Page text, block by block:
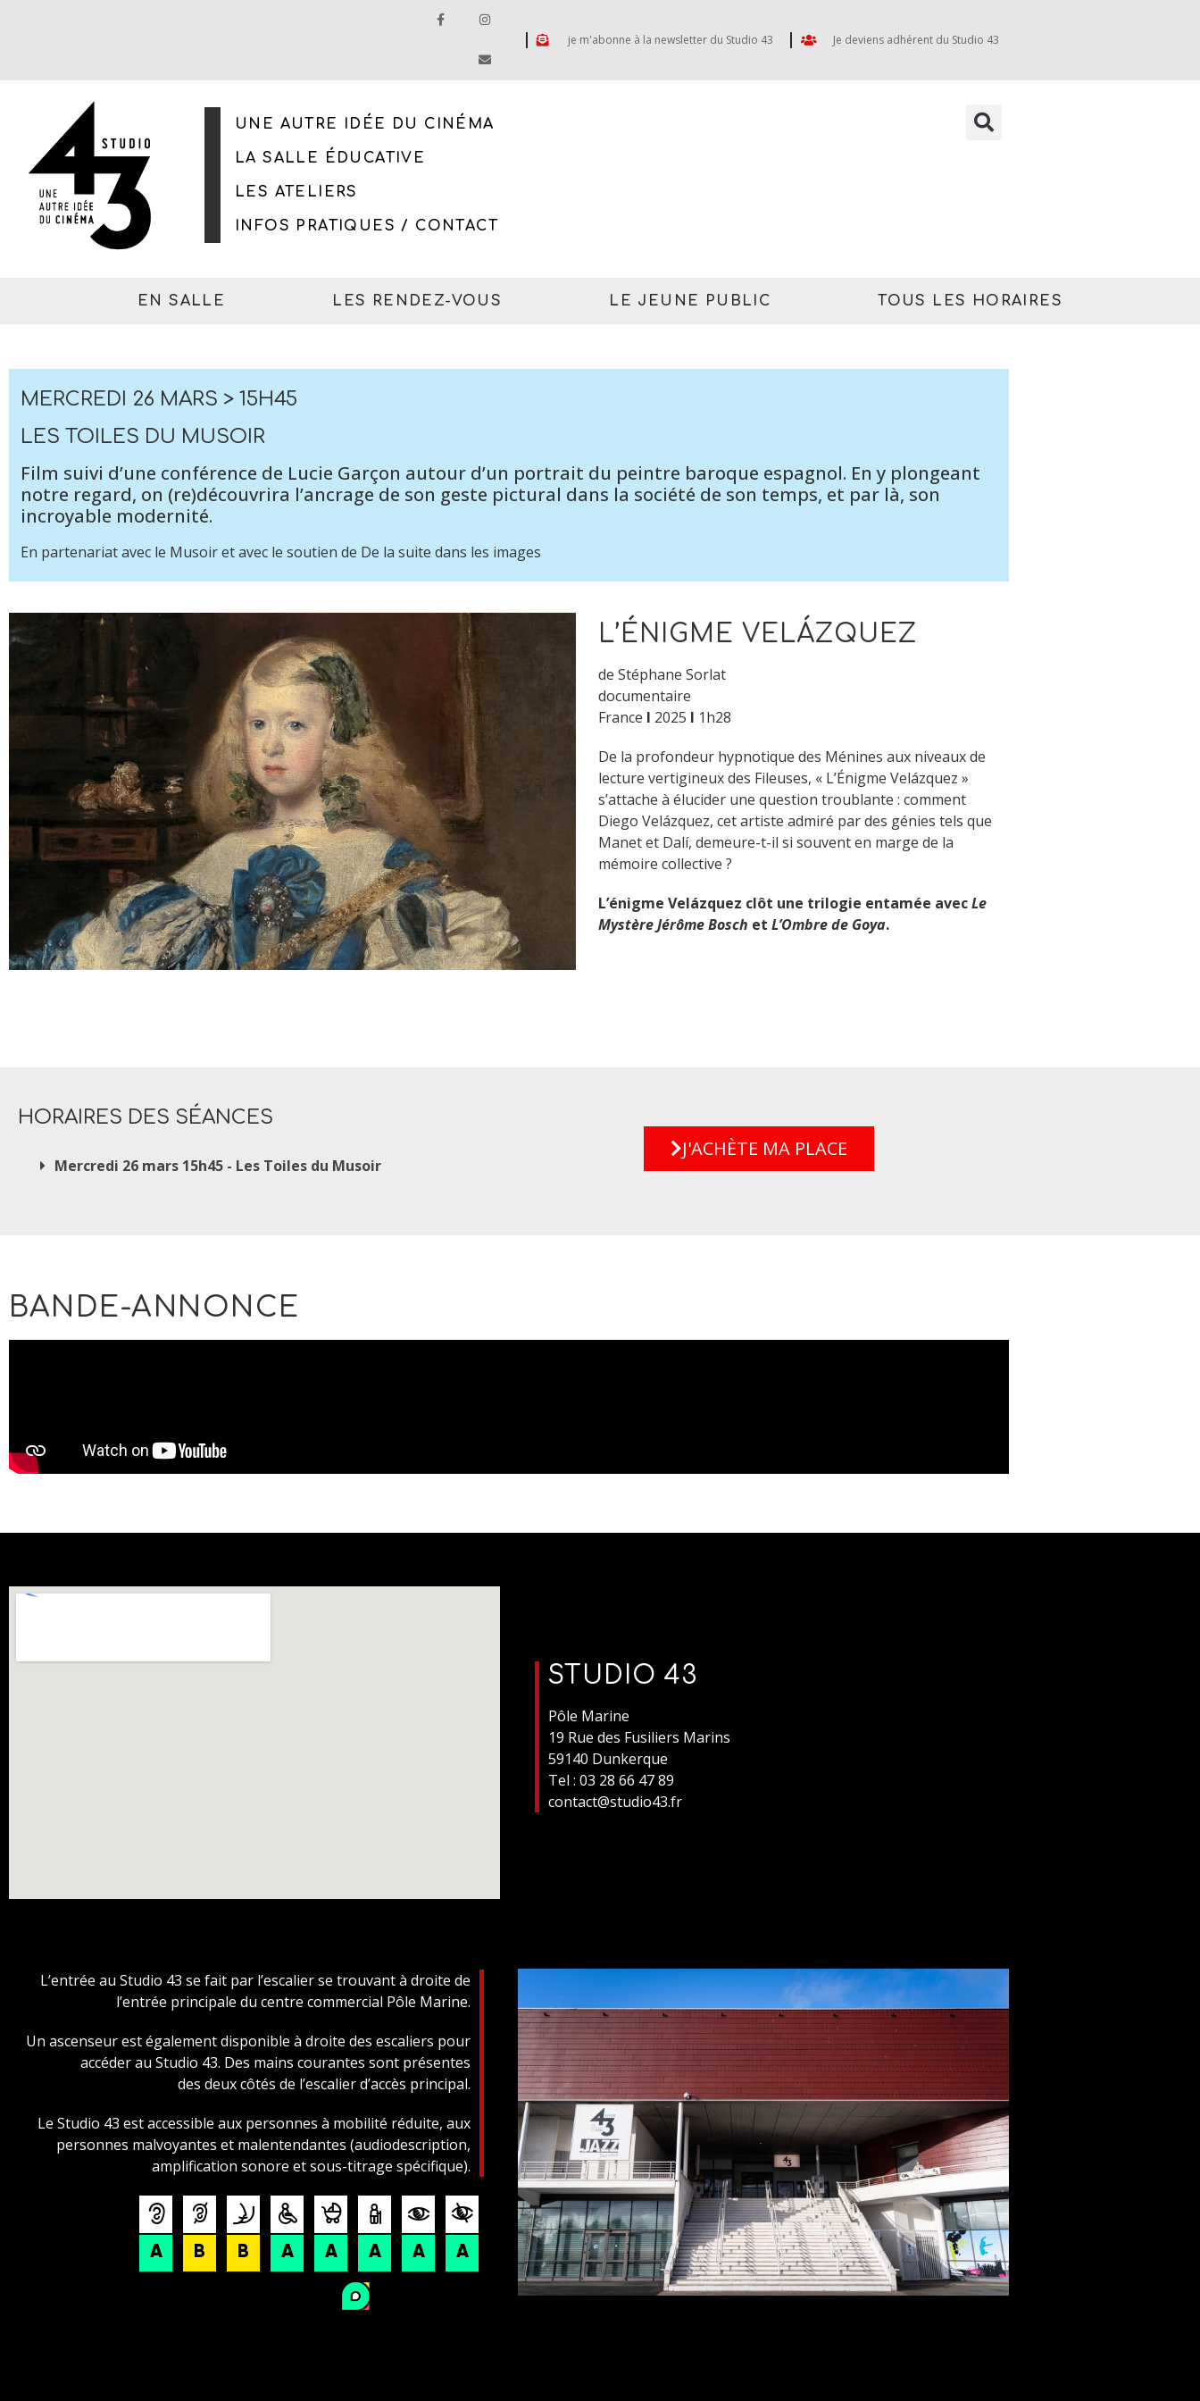
je m'abonne à la newsletter du Studio 43 Je deviens adhérent du Studio 43
UNE AUTRE IDÉE DU CINÉMA
LA SALLE ÉDUCATIVE
LES ATELIERS
INFOS PRATIQUES / CONTACT
EN SALLE LES RENDEZ-VOUS LE JEUNE PUBLIC TOUS LES HORAIRES
MERCREDI 26 MARS > 15H45
LES TOILES DU MUSOIR
Film suivi d’une conférence de Lucie Garçon autour d’un portrait du peintre baroque espagnol. En y plongeant
notre regard, on (re)découvrira l’ancrage de son geste pictural dans la société de son temps, et par là, son
incroyable modernité.
En partenariat avec le Musoir et avec le soutien de De la suite dans les images
L’ÉNIGME VELÁZQUEZ
de Stéphane Sorlat
documentaire
France I 2025 I 1h28
De la profondeur hypnotique des Ménines aux niveaux de
lecture vertigineux des Fileuses, « L’Énigme Velázquez »
s’attache à élucider une question troublante : comment
Diego Velázquez, cet artiste admiré par des génies tels que
Manet et Dalí, demeure-t-il si souvent en marge de la
mémoire collective ?
L’énigme Velázquez clôt une trilogie entamée avecLe
Mystère Jérôme Bosch et L’Ombre de Goya.
HORAIRES DES SÉANCES
Mercredi 26 mars 15h45 - Les Toiles du Musoir
J'ACHÈTE MA PLACE
BANDE-ANNONCE
STUDIO 43
Pôle Marine
19 Rue des Fusiliers Marins
59140 Dunkerque
Tel : 03 28 66 47 89
contact@studio43.fr
L’entrée au Studio 43 se fait par l’escalier se trouvant à droite de
l’entrée principale du centre commercial Pôle Marine.
Un ascenseur est également disponible à droite des escaliers pour
accéder au Studio 43. Des mains courantes sont présentes
des deux côtés de l’escalier d’accès principal.
Le Studio 43 est accessible aux personnes à mobilité réduite, aux
personnes malvoyantes et malentendantes (audiodescription,
amplification sonore et sous-titrage spécifique).